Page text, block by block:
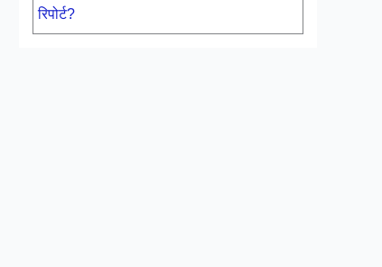
रिपोर्ट?